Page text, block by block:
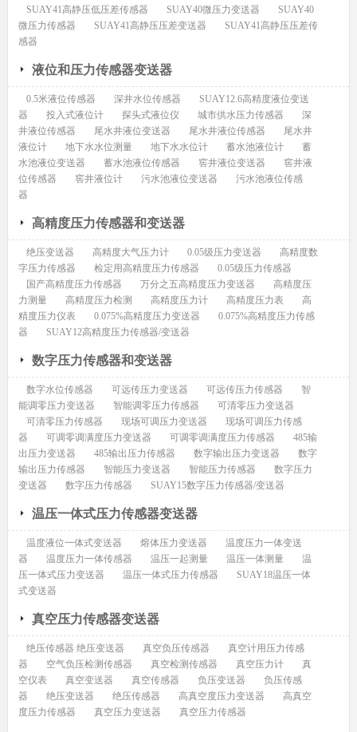
SUAY41高静压低压差传感器
SUAY40微压力变送器
SUAY40
微压力传感器
SUAY41高静压压差变送器
SUAY41高静压压差传
感器
液位和压力传感器变送器
0.5米液位传感器 深井水位传感器
SUAY12.6高精度液位变送
器
投入式液位计 探头式液位仪 城市供水压力传感器
深
井液位传感器
尾水井液位变送器 尾水井液位传感器
尾水井
液位计
地下水水位测量 地下水水位计 蓄水池液位计
蓄
水池液位变送器
蓄水池液位传感器 窖井液位变送器
窖井液
位传感器
窖井液位计 污水池液位变送器
污水池液位传感
器
高精度压力传感器和变送器
绝压变送器 高精度大气压力计 0.05级压力变送器
高精度数
字压力传感器
检定用高精度压力传感器
0.05级压力传感器
国产高精度压力传感器
万分之五高精度压力变送器
高精度压
力测量
高精度压力检测 高精度压力计 高精度压力表
高
精度压力仪表
0.075%高精度压力变送器
0.075%高精度压力传感
器
SUAY12高精度压力传感器/变送器
数字压力传感器和变送器
数字水位传感器 可远传压力变送器 可远传压力传感器
智
能调零压力变送器
智能调零压力传感器
可清零压力变送器
可清零压力传感器
现场可调压力变送器
现场可调压力传感
器
可调零调满度压力变送器 可调零调满度压力传感器
485输
出压力变送器
485输出压力传感器 数字输出压力变送器
数字
输出压力传感器
智能压力变送器 智能压力传感器
数字压力
变送器
数字压力传感器 SUAY15数字压力传感器/变送器
温压一体式压力传感器变送器
温度液位一体式变送器 熔体压力变送器
温度压力一体变送
器
温度压力一体传感器 温压一起测量 温压一体测量
温
压一体式压力变送器
温压一体式压力传感器
SUAY18温压一体
式变送器
真空压力传感器变送器
绝压传感器 绝压变送器 真空负压传感器
真空计用压力传感
器
空气负压检测传感器 真空检测传感器 真空压力计
真
空仪表
真空变送器 真空传感器 负压变送器
负压传感
器
绝压变送器 绝压传感器 高真空度压力变送器
高真空
度压力传感器
真空压力变送器 真空压力传感器